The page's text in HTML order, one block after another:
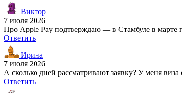
Виктор
7 июля 2026
Про Apple Pay подтверждаю — в Стамбуле в марте
Ответить
Ирина
7 июля 2026
А сколько дней рассматривают заявку? У меня
Ответить